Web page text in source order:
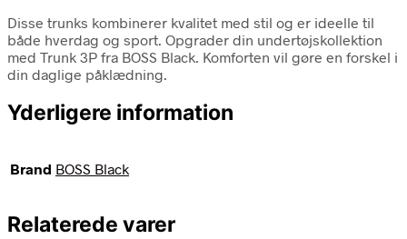
Disse trunks kombinerer kvalitet med stil og er ideelle til
både hverdag og sport. Opgrader din undertøjskollektion
med Trunk 3P fra BOSS Black. Komforten vil gøre en forskel i
din daglige påklædning.
Yderligere information
Brand BOSS Black
Relaterede varer